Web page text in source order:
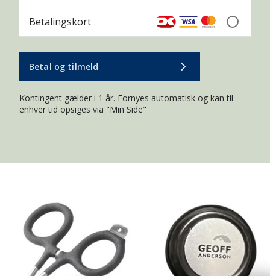
Betalingskort
Betal og tilmeld
Kontingent gælder i 1 år. Fornyes automatisk og kan til
enhver tid opsiges via "Min Side"